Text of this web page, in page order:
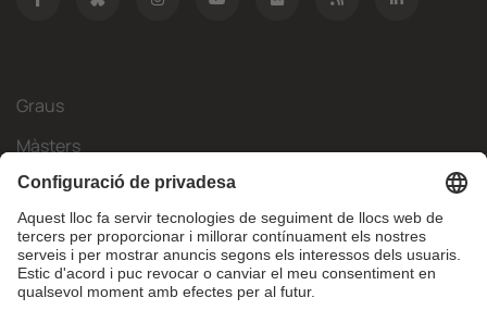
Graus
Màsters
Mobilitat Internacional
Recerca
Empresa